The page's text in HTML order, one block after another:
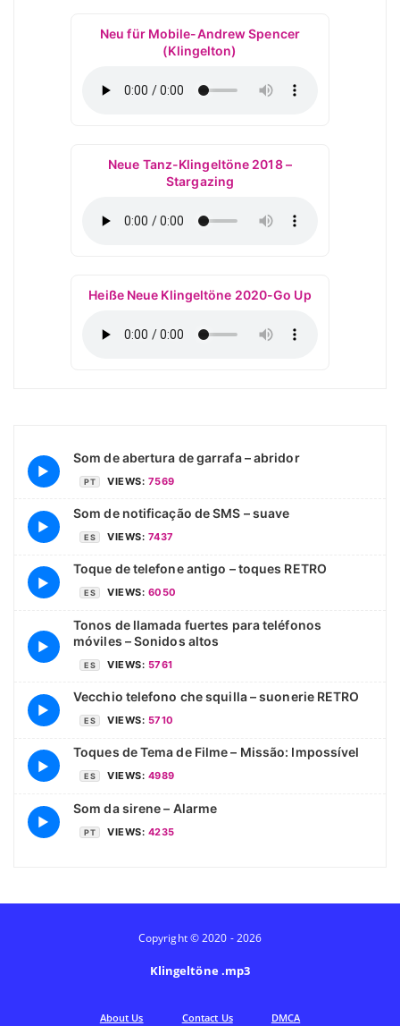
Neu für Mobile-Andrew Spencer
(Klingelton)
Neue Tanz-Klingeltöne 2018 –
Stargazing
Heiße Neue Klingeltöne 2020-Go Up
▶
Som de abertura de garrafa – abridor
PT VIEWS: 7569
▶
Som de notificação de SMS – suave
ES VIEWS: 7437
▶
Toque de telefone antigo – toques RETRO
ES VIEWS: 6050
▶
Tonos de llamada fuertes para teléfonos
móviles – Sonidos altos
ES VIEWS: 5761
▶
Vecchio telefono che squilla – suonerie RETRO
ES VIEWS: 5710
▶
Toques de Tema de Filme – Missão: Impossível
ES VIEWS: 4989
▶
Som da sirene – Alarme
PT VIEWS: 4235
Copyright © 2020 - 2026
Klingeltöne .mp3
Аbout Us Contact Us DMCA